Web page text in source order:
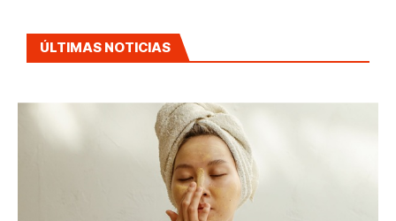
ÚLTIMAS NOTICIAS